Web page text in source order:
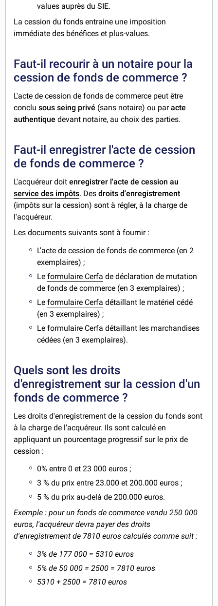
values auprès du SIE.
La cession du fonds entraine une imposition
immédiate des bénéfices et plus-values.
Faut-il recourir à un notaire pour la
cession de fonds de commerce ?
L'acte de cession de fonds de commerce peut être
conclusous seing privé (sans notaire) ou paracte
authentique devant notaire, au choix des parties.
Faut-il enregistrer l'acte de cession
de fonds de commerce ?
L'acquéreur doitenregistrer l'acte de cession au
service des impôts. Desdroits d'enregistrement
(impôts sur la cession) sont à régler, à la charge de
l'acquéreur.
Les documents suivants sont à fournir :
L'acte de cession de fonds de commerce (en 2
exemplaires) ;
Leformulaire Cerfa de déclaration de mutation
de fonds de commerce (en 3 exemplaires) ;
Leformulaire Cerfa détaillant le matériel cédé
(en 3 exemplaires) ;
Leformulaire Cerfa détaillant les marchandises
cédées (en 3 exemplaires).
Quels sont les droits
d'enregistrement sur la cession d'un
fonds de commerce ?
Les droits d'enregistrement de la cession du fonds sont
à la charge de l'acquéreur. Ils sont calculé en
appliquant un pourcentage progressif sur le prix de
cession :
0% entre 0 et 23 000 euros ;
3 % du prix entre 23.000 et 200.000 euros ;
5 % du prix au-delà de 200.000 euros.
Exemple : pour un fonds de commerce vendu 250 000
euros, l'acquéreur devra payer des droits
d'enregistrement de 7810 euros calculés comme suit :
3% de 177 000 = 5310 euros
5% de 50 000 = 2500 = 7810 euros
5310 + 2500 = 7810 euros